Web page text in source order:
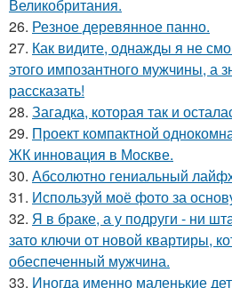
Великобритания.
26. Резное деревянное панно.
27. Как видите, однажды я не
этого импозантного мужчины, а
рассказать!
28. Загадка, которая так и
29. Проект компактной
ЖК инновация в Москве.
30. Абсолютно гениальный
31. Используй моё фото за
32. Я в браке, а у подруги - ни
зато ключи от новой квартиры,
обеспеченный мужчина.
33. Иногда именно маленькие